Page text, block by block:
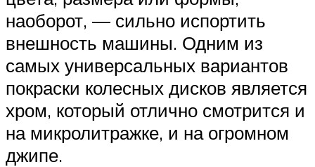
наоборот, — сильно испортить
внешность машины. Одним из
самых универсальных вариантов
покраски колесных дисков является
хром, который отлично смотрится и
на микролитражке, и на огромном
джипе.